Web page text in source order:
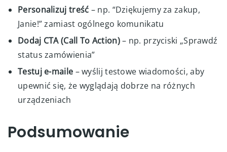
Personalizuj treść – np. “Dziękujemy za zakup,
Janie!” zamiast ogólnego komunikatu
Dodaj CTA (Call To Action)– np. przyciski „Sprawdź
status zamówienia”
Testuj e-maile – wyślij testowe wiadomości, aby
upewnić się, że wyglądają dobrze na różnych
urządzeniach
Podsumowanie